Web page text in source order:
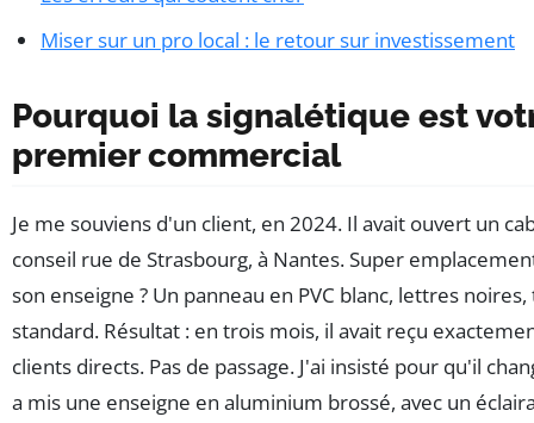
Miser sur un pro local : le retour sur investissement
Pourquoi la signalétique est
premier commercial
Je me souviens d'un client, en 2024. Il avait ouvert un
conseil rue de Strasbourg, à Nantes. Super
son enseigne ? Un panneau en PVC blanc, lettres noires,
standard. Résultat : en trois mois, il avait reçu
clients directs. Pas de passage. J'ai insisté pour qu'il
a mis une enseigne en aluminium brossé, avec un